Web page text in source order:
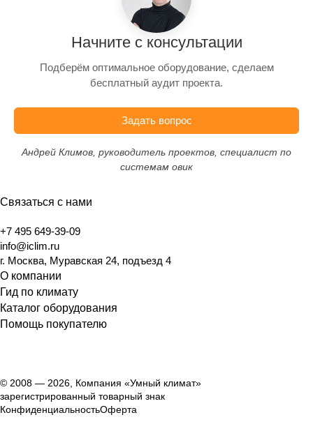
Начните с консультации
Подберём оптимальное оборудование, сделаем
бесплатный аудит проекта.
Задать вопрос
Андрей Климов, руководитель проектов, специалист по
системам овик
Связаться с нами
+7 495 649-39-09
info@iclim.ru
г. Москва, Муравская 24, подъезд 4
О компании
Гид по климату
Каталог оборудования
Помощь покупателю
© 2008 — 2026, Компания «Умный климат»
зарегистрированный товарный знак
КонфиденциальностьОферта